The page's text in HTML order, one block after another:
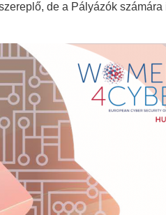
de a Pályázók